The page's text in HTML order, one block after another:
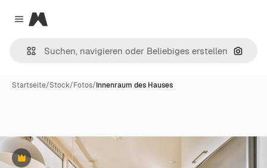
Close menu
Magnific
Nach
Startseite/Stock/Fotos/Innenraum des Hauses
Premium